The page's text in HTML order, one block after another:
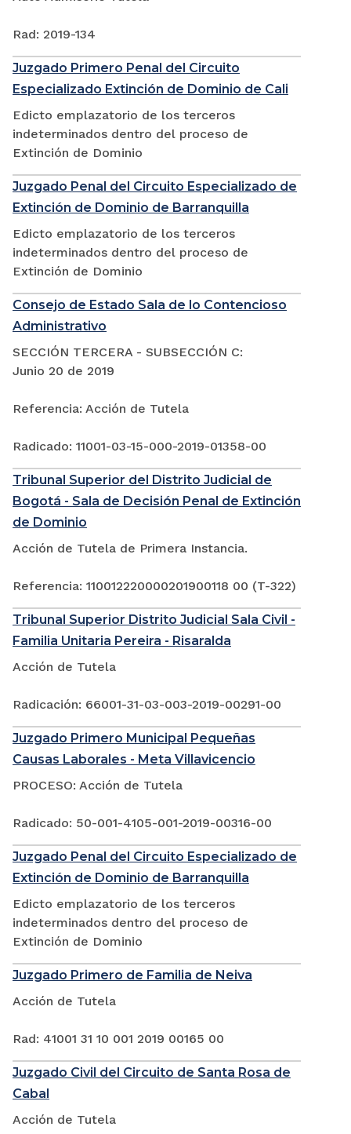
Rad: 2019-134
Juzgado Primero Penal del Circuito
Especializado Extinción de Dominio de Cali
Edicto emplazatorio de los terceros
indeterminados dentro del proceso de
Extinción de Dominio
Juzgado Penal del Circuito Especializado de
Extinción de Dominio de Barranquilla
Edicto emplazatorio de los terceros
indeterminados dentro del proceso de
Extinción de Dominio
Consejo de Estado Sala de lo Contencioso
Administrativo
SECCIÓN TERCERA - SUBSECCIÓN C:
Junio 20 de 2019
Referencia: Acción de Tutela
Radicado: 11001-03-15-000-2019-01358-00
Tribunal Superior del Distrito Judicial de
Bogotá - Sala de Decisión Penal de Extinción
de Dominio
Acción de Tutela de Primera Instancia.
Referencia: 110012220000201900118 00 (T-322)
Tribunal Superior Distrito Judicial Sala Civil -
Familia Unitaria Pereira - Risaralda
Acción de Tutela
Radicación: 66001-31-03-003-2019-00291-00
Juzgado Primero Municipal Pequeñas
Causas Laborales - Meta Villavicencio
PROCESO: Acción de Tutela
Radicado: 50-001-4105-001-2019-00316-00
Juzgado Penal del Circuito Especializado de
Extinción de Dominio de Barranquilla
Edicto emplazatorio de los terceros
indeterminados dentro del proceso de
Extinción de Dominio
Juzgado Primero de Familia de Neiva
Acción de Tutela
Rad: 41001 31 10 001 2019 00165 00
Juzgado Civil del Circuito de Santa Rosa de
Cabal
Acción de Tutela